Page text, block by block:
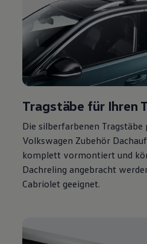
Tragstäbe für Ihren
Die silberfarbenen Tragstäbe
Volkswagen Zubehör
komplett vormontiert und
Dachreling angebracht
Cabriolet geeignet.